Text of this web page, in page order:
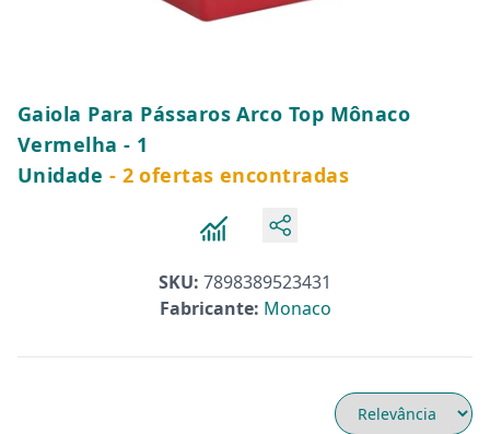
Gaiola Para Pássaros Arco Top Mônaco
Vermelha - 1
Unidade - 2 ofertas encontradas
SKU: 7898389523431
Fabricante: Monaco